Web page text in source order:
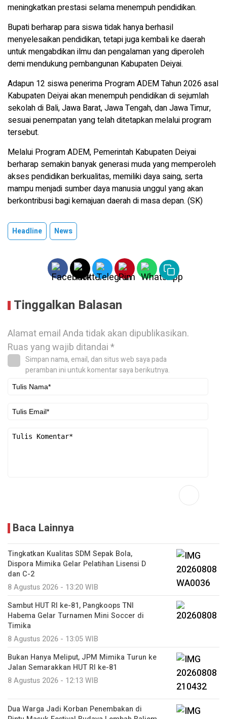
meningkatkan prestasi selama menempuh pendidikan.
Bupati berharap para siswa tidak hanya berhasil
menyelesaikan pendidikan, tetapi juga kembali ke daerah
untuk mengabdikan ilmu dan pengalaman yang diperoleh
demi mendukung pembangunan Kabupaten Deiyai.
Adapun 12 siswa penerima Program ADEM Tahun 2026 asal
Kabupaten Deiyai akan menempuh pendidikan di sejumlah
sekolah di Bali, Jawa Barat, Jawa Tengah, dan Jawa Timur,
sesuai penempatan yang telah ditetapkan melalui program
tersebut.
Melalui Program ADEM, Pemerintah Kabupaten Deiyai
berharap semakin banyak generasi muda yang memperoleh
akses pendidikan berkualitas, memiliki daya saing, serta
mampu menjadi sumber daya manusia unggul yang akan
berkontribusi bagi kemajuan daerah di masa depan. (SK)
Headline News
Tinggalkan Balasan
Alamat email Anda tidak akan dipublikasikan.
Ruas yang wajib ditandai*
Simpan nama, email, dan situs web saya pada
peramban ini untuk komentar saya berikutnya.
Baca Lainnya
Tingkatkan Kualitas SDM Sepak Bola,
Dispora Mimika Gelar Pelatihan Lisensi D
dan C-2
8 Agustus 2026 - 13:20 WIB
Sambut HUT RI ke-81, Pangkoops TNI
Habema Gelar Turnamen Mini Soccer di
Timika
8 Agustus 2026 - 13:05 WIB
Bukan Hanya Meliput, JPM Mimika Turun ke
Jalan Semarakkan HUT RI ke-81
8 Agustus 2026 - 12:13 WIB
Dua Warga Jadi Korban Penembakan di